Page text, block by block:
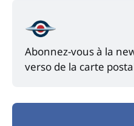
Abonnez-vous à la
verso de la carte